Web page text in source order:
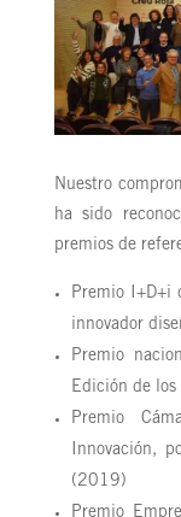
Nuestro
ha sido
premios de
Premio I+D+i
innovador
Premio
Edición de
Premio
Innovación,
(2019)
Premio